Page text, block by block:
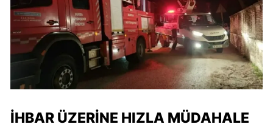
İHBAR ÜZERINE HIZLA MÜDAHALE